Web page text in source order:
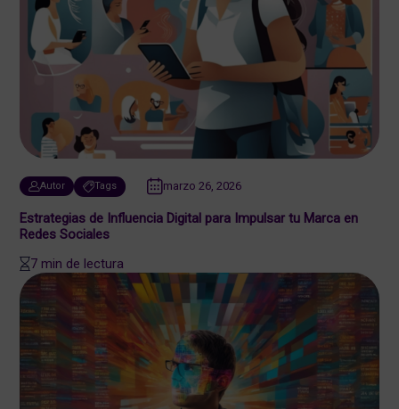
Autor Tags marzo 26, 2026
Estrategias de Influencia Digital para Impulsar tu Marca en
Redes Sociales
7 min de lectura